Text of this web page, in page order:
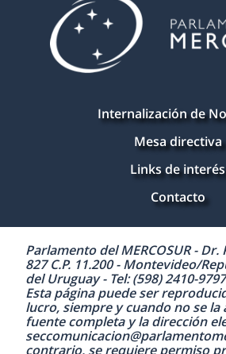
Internalización de
Mesa directiva
Links de interés
Contacto
Parlamento del MERCOSUR -
827 C.P. 11.200 - Montevideo/
del Uruguay - Tel: (598) 2410-
Esta página puede ser
lucro, siempre y cuando no se la
fuente completa y la dirección
contrario, se requiere permiso